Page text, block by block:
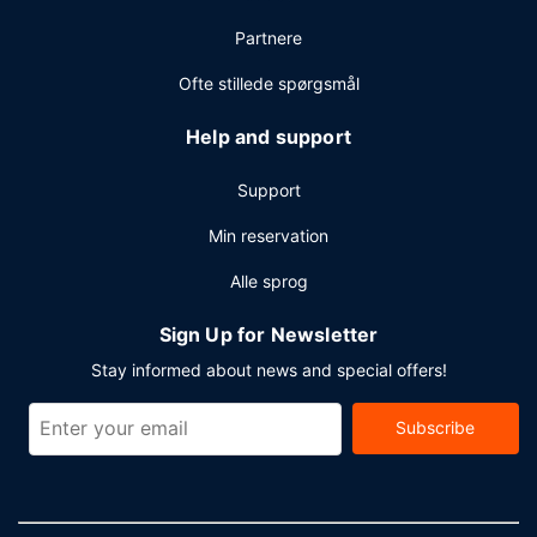
forretningscenter og gratis aviser i lobbyen.
Lufthavnstransport tur-retur er til rådighed mod et
tillægsgebyr (døgnet rundt), og gratis selvstændig
parkering findes desuden på stedet.
Partnere
Ofte stillede spørgsmål
Help and support
Support
Min reservation
Alle sprog
Sign Up for Newsletter
Stay informed about news and special offers!
Subscribe